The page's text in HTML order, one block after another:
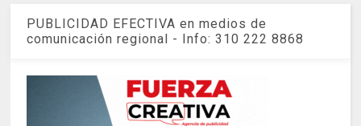
PUBLICIDAD EFECTIVA en medios de
comunicación regional - Info: 310 222 8868